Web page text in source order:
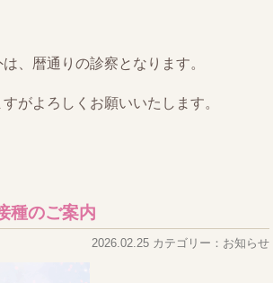
、暦通りの診察となります。
がよろしくお願いいたします。
種のご案内
2026.02.25 カテゴリー：お知らせ